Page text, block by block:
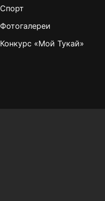
Спорт
Фотогалереи
Конкурс «Мой Тукай»